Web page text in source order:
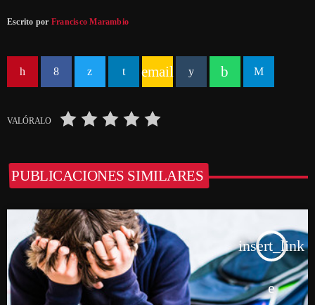
Escrito por Francisco Marambio
email
VALÓRALO
PUBLICACIONES SIMILARES
insert_link